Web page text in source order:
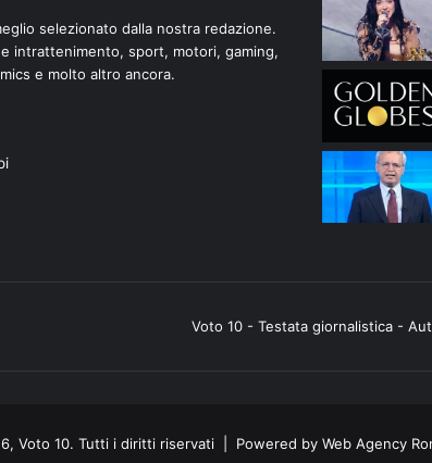
selezionato dalla nostra redazione.
intrattenimento, sport, motori, gaming,
e molto altro ancora.
Voto 10 - Testata giornalistica -
Voto 10. Tutti i diritti riservati | Powered by Web Agency